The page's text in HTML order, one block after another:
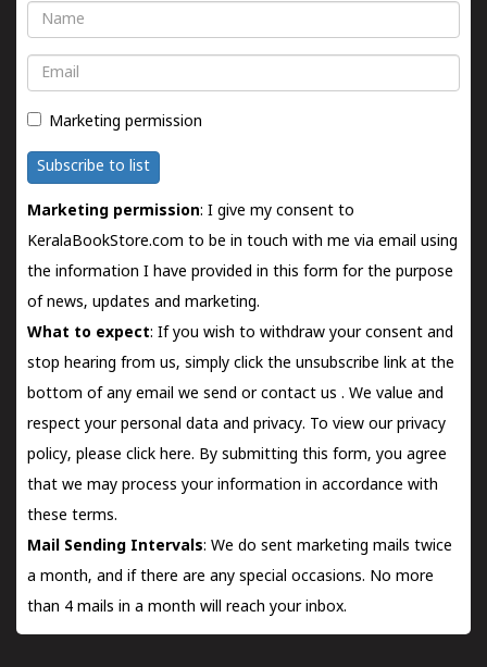
Name
Email
Marketing permission
Subscribe to list
Marketing permission: I give my consent to
KeralaBookStore.com to be in touch with me via email using
the information I have provided in this form for the purpose
of news, updates and marketing.
What to expect: If you wish to withdraw your consent and
stop hearing from us, simply click the unsubscribe link at the
bottom of any email we send orcontact us . We value and
respect your personal data and privacy. To view our privacy
policy, please click here. By submitting this form, you agree
that we may process your information in accordance with
these terms.
Mail Sending Intervals: We do sent marketing mails twice
a month, and if there are any special occasions. No more
than 4 mails in a month will reach your inbox.